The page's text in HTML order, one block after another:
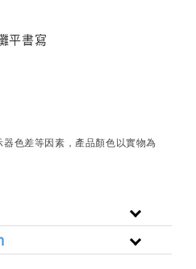
平書寫
色差等因素，產品顏色以實物為